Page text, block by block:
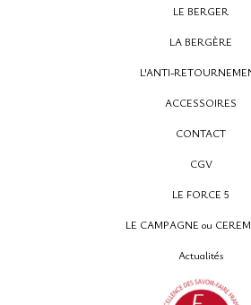
LE BERGER
LA BERGÈRE
L'ANTI-
ACCESSOIRES
CONTACT
CGV
LE FORCE 5
LE CAMPAGNE ou
Actualités
64000 PAU
05 59 27 53 66